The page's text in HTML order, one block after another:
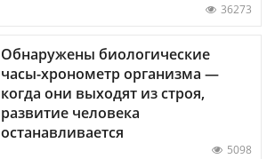
36273
Обнаружены биологические
часы-хронометр организма —
когда они выходят из строя,
развитие человека
останавливается
5098